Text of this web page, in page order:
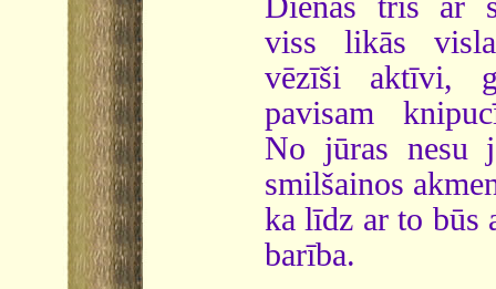
viss likās
vēzīši aktīvi,
pavisam
No jūras nesu
smilšainos
ka līdz ar to būs
barība.